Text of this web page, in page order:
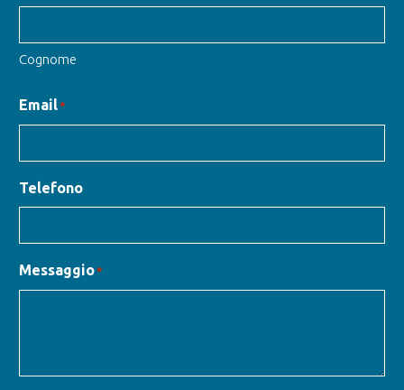
Cognome
Email*
Telefono
Messaggio*